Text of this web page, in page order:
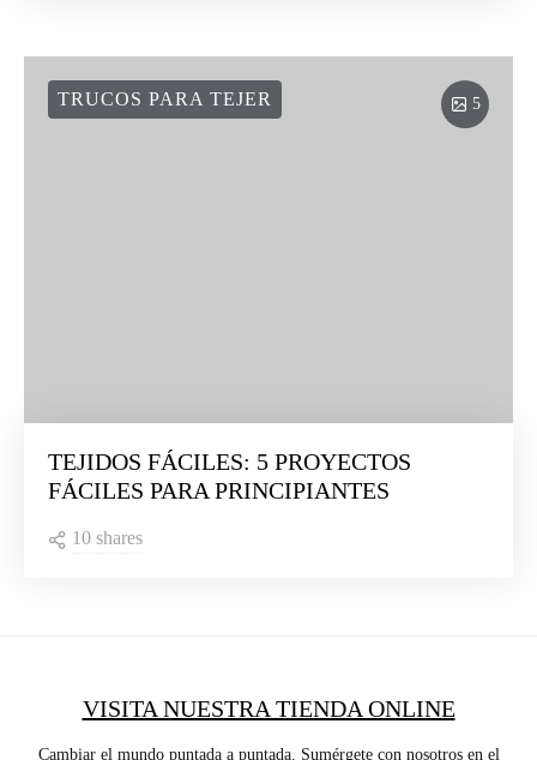
5
TRUCOS PARA TEJER
TEJIDOS FÁCILES: 5 PROYECTOS
FÁCILES PARA PRINCIPIANTES
10 shares
VISITA NUESTRA TIENDA ONLINE
Cambiar el mundo puntada a puntada. Sumérgete con nosotros en el